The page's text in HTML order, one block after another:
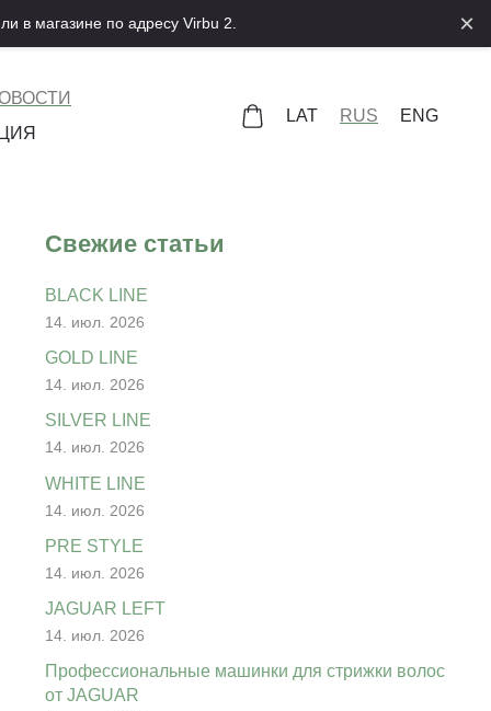
в магазине по адресу Virbu 2. ×
LAT RUS ENG
Свежие статьи
BLACK LINE
14. июл. 2026
GOLD LINE
14. июл. 2026
SILVER LINE
14. июл. 2026
WHITE LINE
14. июл. 2026
PRE STYLE
14. июл. 2026
JAGUAR LEFT
14. июл. 2026
Профессиональные машинки для стрижки волос
от JAGUAR